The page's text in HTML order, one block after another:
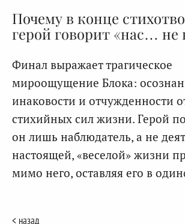
Почему в конце
герой говорит «нас… не
Финал выражает трагическое
мироощущение Блока:
инаковости и отчужденности
стихийных сил жизни. Герой
он лишь наблюдатель, а не
настоящей, «веселой» жизни
мимо него, оставляя его в
< назад